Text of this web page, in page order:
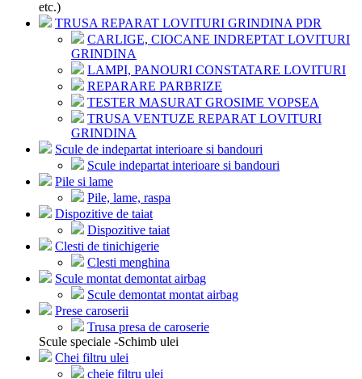
etc.)
TRUSA REPARAT LOVITURI GRINDINA PDR
CARLIGE, CIOCANE INDREPTAT LOVITURI
GRINDINA
LAMPI, PANOURI CONSTATARE LOVITURI
REPARARE PARBRIZE
TESTER MASURAT GROSIME VOPSEA
TRUSA VENTUZE REPARAT LOVITURI
GRINDINA
Scule de indepartat interioare si bandouri
Scule indepartat interioare si bandouri
Pile si lame
Pile, lame, raspa
Dispozitive de taiat
Dispozitive taiat
Clesti de tinichigerie
Clesti menghina
Scule montat demontat airbag
Scule demontat montat airbag
Prese caroserii
Trusa presa de caroserie
Scule speciale -Schimb ulei
Chei filtru ulei
cheie filtru ulei